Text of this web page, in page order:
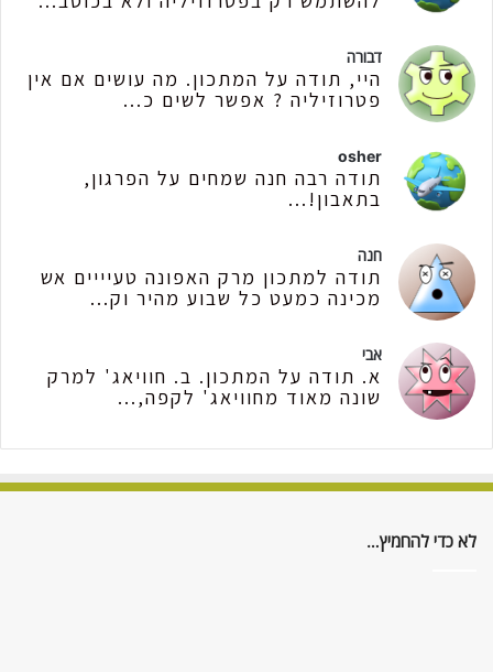
דבורה
היי, תודה על המתכון. מה עושים אם אין
פטרוזיליה ? אפשר לשים כ...
osher
תודה רבה חנה שמחים על הפרגון,
בתאבון!...
חנה
תודה למתכון מרק האפונה טעיייים אש
מכינה כמעט כל שבוע מהיר וק...
אבי
א. תודה על המתכון. ב. חוויאג' למרק
שונה מאוד מחוויאג' לקפה,...
לא כדי להחמיץ…